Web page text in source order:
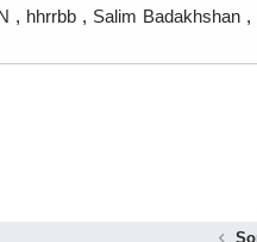
,
Salim Badakhshan
,
hhrrbb
,